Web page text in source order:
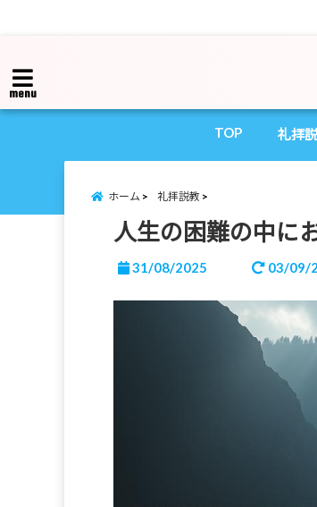
menu
TOP 礼拝
ホーム 礼拝説教
人生の困難の中に
31/08/2025 03/09/